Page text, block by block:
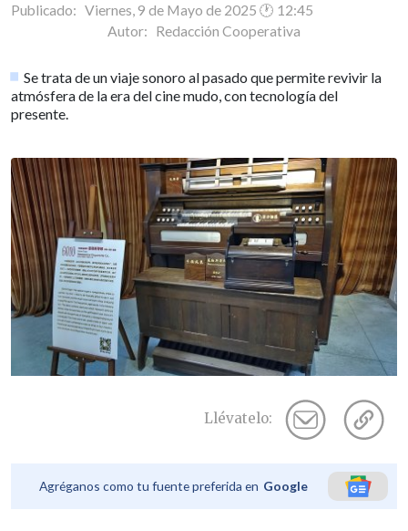
Publicado: Viernes, 9 de Mayo de 2025 🕐 12:45
Autor: Redacción Cooperativa
Se trata de un viaje sonoro al pasado que permite revivir la
atmósfera de la era del cine mudo, con tecnología del
presente.
Llévatelo:
Agréganos como tu fuente preferida en Google